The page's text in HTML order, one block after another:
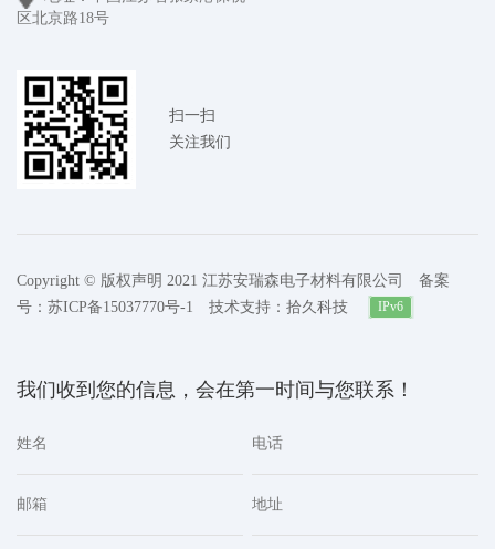
区北京路18号
扫一扫
关注我们
Copyright © 版权声明 2021 江苏安瑞森电子材料有限公司
备案
号：苏ICP备15037770号-1
技术支持：拾久科技 IPv6
我们收到您的信息，会在第一时间与您联系！